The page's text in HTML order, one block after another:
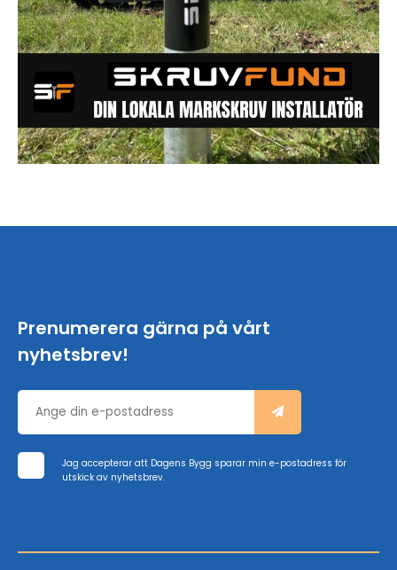
Prenumerera gärna på vårt
nyhetsbrev!
Jag accepterar att Dagens Bygg sparar min e-postadress för
utskick av nyhetsbrev.